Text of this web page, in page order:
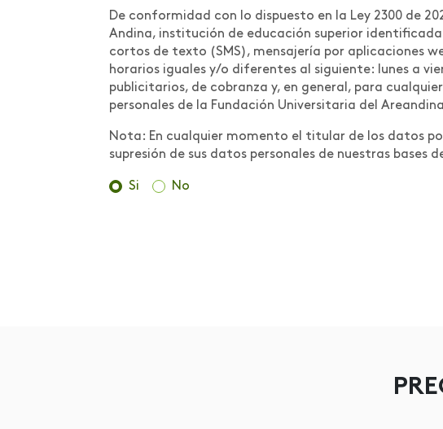
psicológico
Libro Iniciación
Científica:
Conceptualización
para contrarrestar la
propagación del COVID-
19 en la comunidad
De conformidad con lo dispuesto en la Ley 2300 de
Andina, institución de educación superior
cortos de texto (SMS), mensajería por aplicaciones
horarios iguales y/o diferentes al siguiente: lunes a
publicitarios, de cobranza y, en general, para
personales de la Fundación Universitaria del
Nota: En cualquier momento el titular de los datos
supresión de sus datos personales de nuestras
Si No